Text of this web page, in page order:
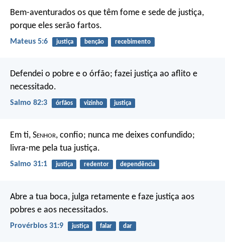
Bem-aventurados os que têm fome e sede de justiça,
porque eles serão fartos.
Mateus 5:6 justiça benção recebimento
Defendei o pobre e o órfão; fazei justiça ao aflito e
necessitado.
Salmo 82:3 órfãos vizinho justiça
Em ti, Senhor, confio; nunca me deixes confundido;
livra-me pela tua justiça.
Salmo 31:1 justiça redentor dependência
Abre a tua boca, julga retamente e faze justiça aos
pobres e aos necessitados.
Provérbios 31:9 justiça falar dar